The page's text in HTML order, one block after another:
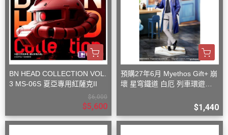
BN HEAD COLLECTION VOL.
3 MS-06S 夏亞專用紅薩克II
$6,000
$5,600
預購27年6月 Myethos Gift+ 崩
壞 星穹鐵道 白厄 列車環遊記V
$1,440